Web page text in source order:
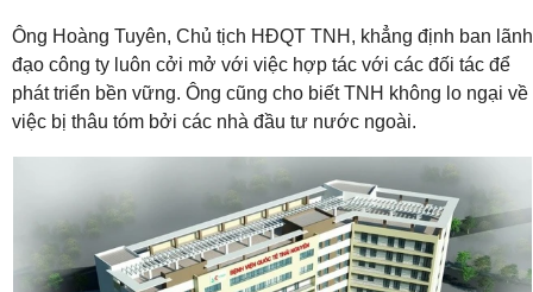
Ông Hoàng Tuyên, Chủ tịch HĐQT TNH, khẳng định ban lãnh
đạo công ty luôn cởi mở với việc hợp tác với các đối tác để
phát triển bền vững. Ông cũng cho biết TNH không lo ngại về
việc bị thâu tóm bởi các nhà đầu tư nước ngoài.